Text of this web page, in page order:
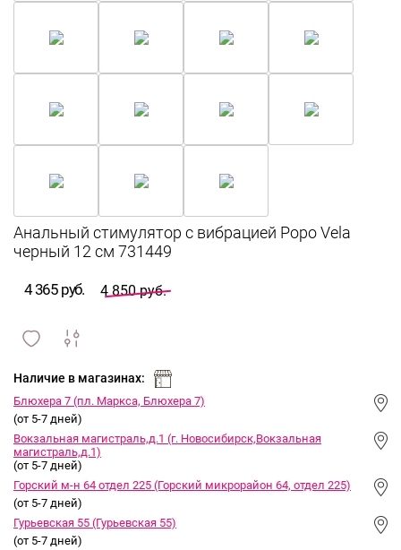
4 365 руб. 4 850 руб.
и
Наличие в магазинах:
Блюхера 7 (пл. Маркса, Блюхера 7)
(от 5-7 дней)
Вокзальная магистраль,д.1 (г. Новосибирск,Вокзальная
магистраль,д.1)
(от 5-7 дней)
Горский м-н 64 отдел 225 (Горский микрорайон 64, отдел 225)
(от 5-7 дней)
Гурьевская 55 (Гурьевская 55)
(от 5-7 дней)